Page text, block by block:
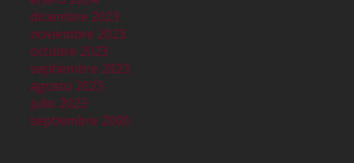
diciembre 2023
noviembre 2023
octubre 2023
septiembre 2023
agosto 2023
julio 2023
septiembre 2000